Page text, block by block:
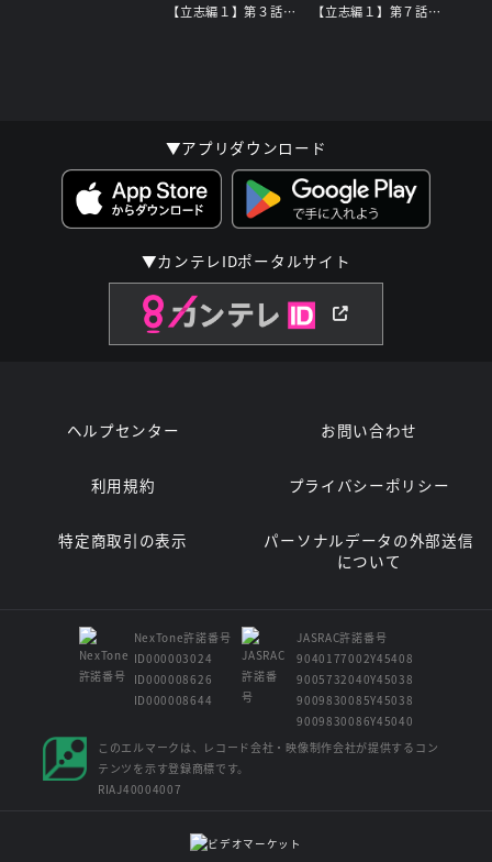
【立志編１】第３話 にぎりめし
【立志編１】第７話 酒と女と学校
▼アプリダウンロード
▼カンテレIDポータルサイト
ヘルプセンター お問い合わせ
利用規約 プライバシーポリシー
特定商取引の表示
パーソナルデータの外部送信
について
NexTone許諾番号
ID000003024
ID000008626
ID000008644
JASRAC許諾番号
9040177002Y45408
9005732040Y45038
9009830085Y45038
9009830086Y45040
このエルマークは、レコード会社・映像制作会社が提供するコン
テンツを示す登録商標です。
RIAJ40004007